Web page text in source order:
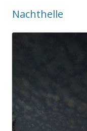
Nachthelle